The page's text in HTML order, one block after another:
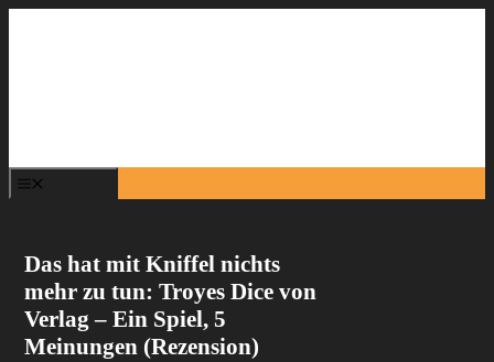
Das hat mit Kniffel nichts
mehr zu tun: Troyes Dice von
Verlag – Ein Spiel, 5
Meinungen (Rezension)